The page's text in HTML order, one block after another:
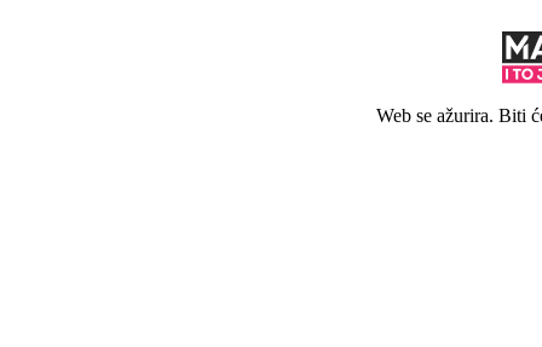
Web se ažurira. Biti